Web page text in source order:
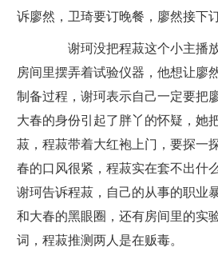
诉廖然，卫琦要订晚餐，廖然接下订
谢珂没把程菽这个小主播放
房间里摆弄着试验仪器，他想让廖
制备过程，谢珂表示自己一定要把
大春的身份引起了胖丫的怀疑，她
菽，程菽带着大红袍上门，要探一
春的口风很紧，程菽实在套不出什
谢珂告诉程菽，自己的从事的职业
和大春的黑眼圈，还有房间里的实
词，程菽推测两人是在贩毒。